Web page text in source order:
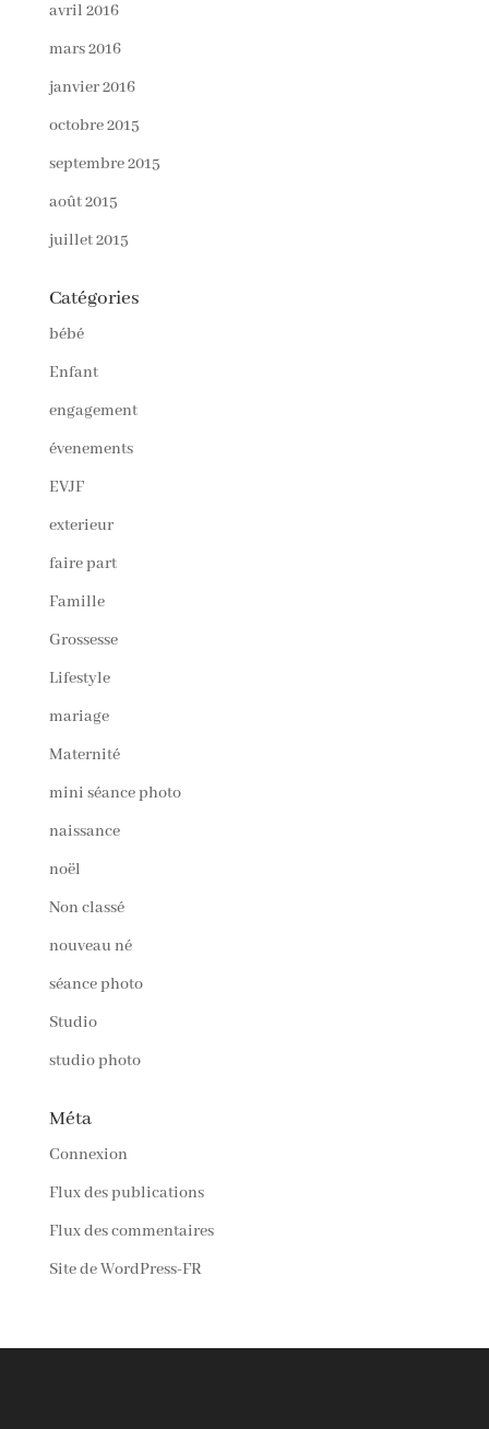
avril 2016
mars 2016
janvier 2016
octobre 2015
septembre 2015
août 2015
juillet 2015
Catégories
bébé
Enfant
engagement
évenements
EVJF
exterieur
faire part
Famille
Grossesse
Lifestyle
mariage
Maternité
mini séance photo
naissance
noël
Non classé
nouveau né
séance photo
Studio
studio photo
Méta
Connexion
Flux des publications
Flux des commentaires
Site de WordPress-FR